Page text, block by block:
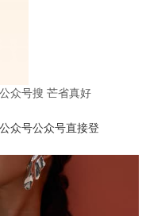
众号搜 芒省真好
众号公众号直接登